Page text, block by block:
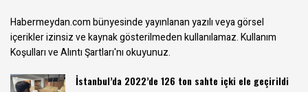
Habermeydan.com bünyesinde yayınlanan yazılı veya görsel
içerikler izinsiz ve kaynak gösterilmeden kullanılamaz.Kullanım
Koşulları ve Alıntı Şartları'nı okuyunuz.
İstanbul’da 2022’de 126 ton sahte içki ele geçirildi